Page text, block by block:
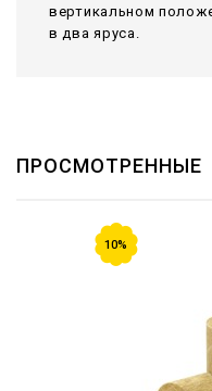
вертикальном
в два яруса.
ПРОСМОТРЕННЫЕ
10%